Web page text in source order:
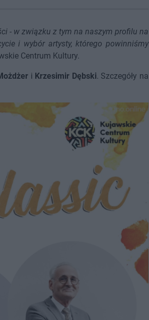
- w związku z tym na naszym profilu na
i wybór artysty, którego powinniśmy
Centrum Kultury.
i Krzesimir Dębski. Szczegóły na